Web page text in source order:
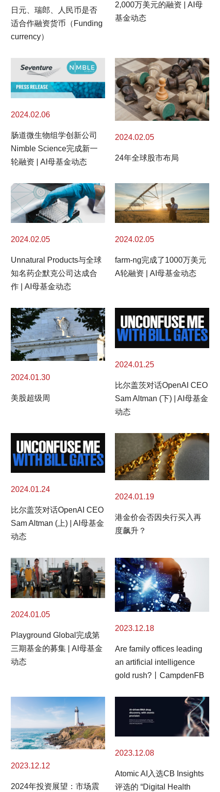
日元、瑞郎、人民币是否
适合作融资货币（Funding
currency）
2,000万美元的融资 | AI母
基金动态
2024.02.06
肠道微生物组学创新公司
Nimble Science完成新一
轮融资 | AI母基金动态
2024.02.05
24年全球股市布局
2024.02.05
Unnatural Products与全球
知名药企默克公司达成合
作 | AI母基金动态
2024.02.05
farm-ng完成了1000万美元
A轮融资 | AI母基金动态
2024.01.30
美股超级周
2024.01.25
比尔盖茨对话OpenAI CEO
Sam Altman (下) | AI母基金
动态
2024.01.24
比尔盖茨对话OpenAI CEO
Sam Altman (上) | AI母基金
动态
2024.01.19
港金价会否因央行买入再
度飙升？
2024.01.05
Playground Global完成第
三期基金的募集 | AI母基金
动态
2023.12.18
Are family offices leading
an artificial intelligence
gold rush?丨CampdenFB
2023.12.12
2024年投资展望：市场震
2023.12.08
Atomic AI入选CB Insights
评选的 “Digital Health